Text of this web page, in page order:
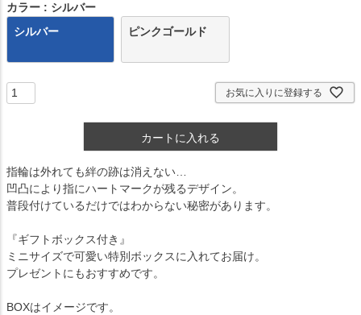
カラー
シルバー
シルバー
ピンクゴールド
お気に入りに登録する
カートに入れる
指輪は外れても絆の跡は消えない…
凹凸により指にハートマークが残るデザイン。
普段付けているだけではわからない秘密があります。
『ギフトボックス付き』
ミニサイズで可愛い特別ボックスに入れてお届け。
プレゼントにもおすすめです。
BOXはイメージです。